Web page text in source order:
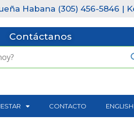
(305) 456-5846 | Key
Contáctanos
CONTACTO ENGLISH